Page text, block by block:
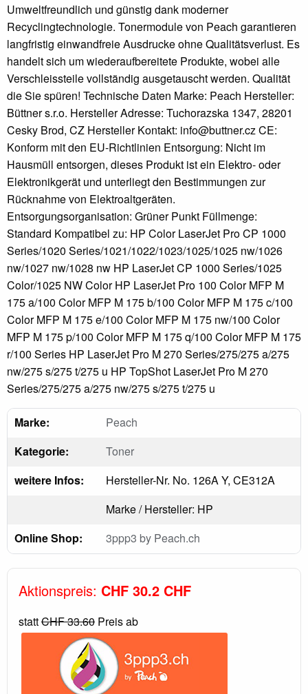
Umweltfreundlich und günstig dank moderner
Recyclingtechnologie. Tonermodule von Peach garantieren
langfristig einwandfreie Ausdrucke ohne Qualitätsverlust. Es
handelt sich um wiederaufbereitete Produkte, wobei alle
Verschleissteile vollständig ausgetauscht werden. Qualität
die Sie spüren! Technische Daten Marke: Peach Hersteller:
Büttner s.r.o. Hersteller Adresse: Tuchorazska 1347, 28201
Cesky Brod, CZ Hersteller Kontakt: info@buttner.cz CE:
Konform mit den EU-Richtlinien Entsorgung: Nicht im
Hausmüll entsorgen, dieses Produkt ist ein Elektro- oder
Elektronikgerät und unterliegt den Bestimmungen zur
Rücknahme von Elektroaltgeräten.
Entsorgungsorganisation: Grüner Punkt Füllmenge:
Standard Kompatibel zu: HP Color LaserJet Pro CP 1000
Series/1020 Series/1021/1022/1023/1025/1025 nw/1026
nw/1027 nw/1028 nw HP LaserJet CP 1000 Series/1025
Color/1025 NW Color HP LaserJet Pro 100 Color MFP M
175 a/100 Color MFP M 175 b/100 Color MFP M 175 c/100
Color MFP M 175 e/100 Color MFP M 175 nw/100 Color
MFP M 175 p/100 Color MFP M 175 q/100 Color MFP M 175
r/100 Series HP LaserJet Pro M 270 Series/275/275 a/275
nw/275 s/275 t/275 u HP TopShot LaserJet Pro M 270
Series/275/275 a/275 nw/275 s/275 t/275 u
Marke:
Peach
Kategorie:
Toner
weitere Infos:
Hersteller-Nr. No. 126A Y, CE312A
Marke / Hersteller: HP
Online Shop:
3ppp3 by Peach.ch
Aktionspreis: CHF 30.2 CHF
stattCHF 33.60 Preis ab